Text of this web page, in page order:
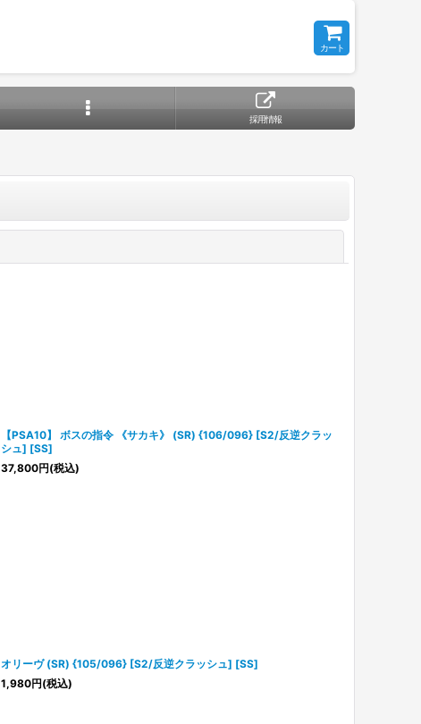
カート
採用情報
【PSA10】 ボスの指令 《サカキ》 (SR) {106/096} [S2/反逆クラッ
シュ] [SS]
37,800円(税込)
オリーヴ (SR) {105/096} [S2/反逆クラッシュ] [SS]
1,980円(税込)